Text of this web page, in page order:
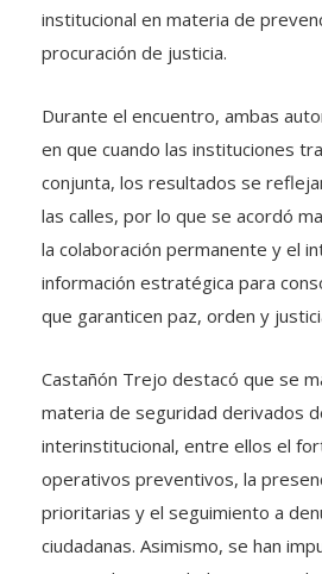
institucional en materia de
procuración de justicia.
Durante el encuentro, ambas
en que cuando las instituciones
conjunta, los resultados se
las calles, por lo que se acordó
la colaboración permanente y el
información estratégica para
que garanticen paz, orden y
Castañón Trejo destacó que se
materia de seguridad derivados
interinstitucional, entre ellos el
operativos preventivos, la
prioritarias y el seguimiento a
ciudadanas. Asimismo, se han